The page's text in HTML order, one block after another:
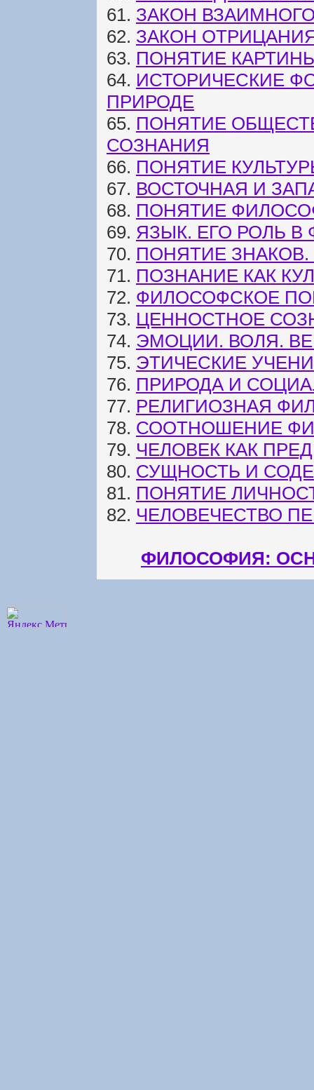
61. ЗАКОН
62. ЗАКОН
63. ПОНЯТИЕ
64. ИСТОРИЧЕСКИЕ
ПРИРОДЕ
65. ПОНЯТИЕ
СОЗНАНИЯ
66. ПОНЯТИЕ
67. ВОСТОЧНАЯ И
68. ПОНЯТИЕ
69. ЯЗЫК. ЕГО РОЛЬ
70. ПОНЯТИЕ
71. ПОЗНАНИЕ КАК
72. ФИЛОСОФСКОЕ
73. ЦЕННОСТНОЕ
74. ЭМОЦИИ. ВОЛЯ.
75. ЭТИЧЕСКИЕ
76. ПРИРОДА И
77. РЕЛИГИОЗНАЯ
78. СООТНОШЕНИЕ
79. ЧЕЛОВЕК КАК
80. СУЩНОСТЬ И
81. ПОНЯТИЕ
82. ЧЕЛОВЕЧЕСТВО
ФИЛОСОФИЯ: